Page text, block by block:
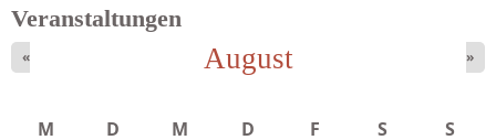
Mayer König, Wolfgang - Dichtungen...
Veranstaltungen
August
« »
M D M D F S
S